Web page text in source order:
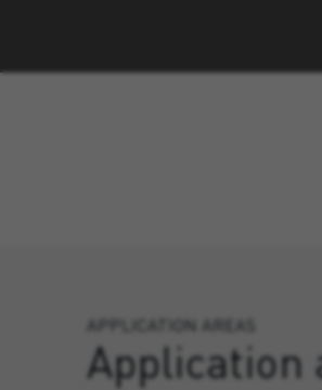
APPLICATION AREAS
Application